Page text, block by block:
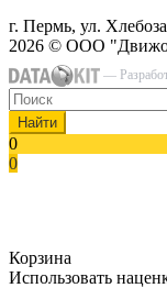
г. Пермь, ул.
2026 © ООО
—
Найти
0
0
Корзина
Использовать